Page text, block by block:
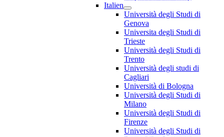
Italien
Università degli Studi di
Genova
Universita degli Studi di
Trieste
Università degli Studi di
Trento
Università degli studi di
Cagliari
Università di Bologna
Università degli Studi di
Milano
Università degli Studi di
Firenze
Università degli Studi di